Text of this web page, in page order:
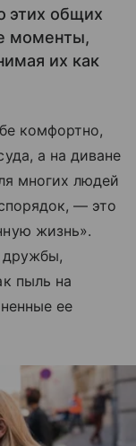
этих общих
моменты,
их как
комфортно,
а на диване
многих людей
— это
жизнь».
дружбы,
пыль на
ее